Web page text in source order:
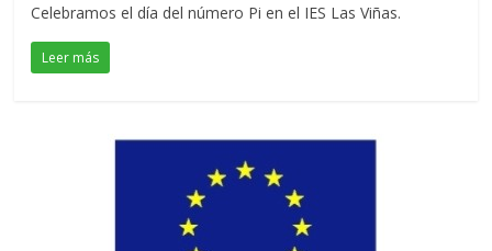
Celebramos el día del número Pi en el IES Las Viñas.
Leer más